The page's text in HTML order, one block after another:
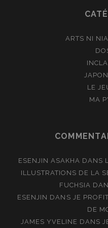
ARTS NI
LE
MA
ESENJIN ASAKHA DANS
ILLUSTRATIONS DE LA
FUCHSIA
ESENJIN DANS JE
DE
JAMES YVELINE DANS